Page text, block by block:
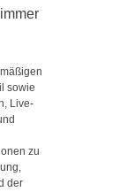
sowie
Live-
zu
der